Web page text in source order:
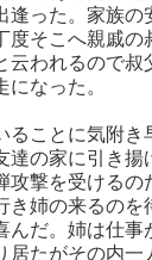
逢った。家族
度そこへ親戚
われるので
なった。
ことに気附
達の家に引き
撃を受ける
姉の来るの
んだ。姉は仕
居たがその内